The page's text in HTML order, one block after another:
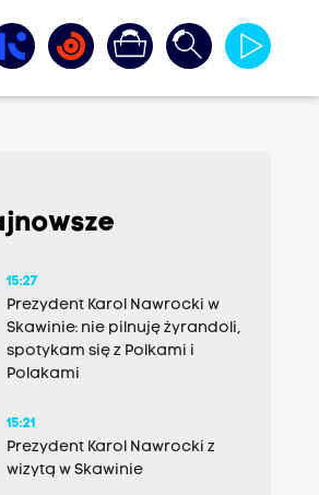
15:27
Prezydent Karol Nawrocki w
Skawinie: nie pilnuję żyrandoli,
spotykam się z Polkami i
Polakami
15:21
Prezydent Karol Nawrocki z
wizytą w Skawinie